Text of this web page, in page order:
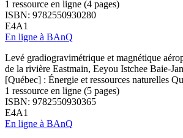
1 ressource en ligne (4 pages)
ISBN: 9782550930280
E4A1
En ligne à BAnQ
Levé gradiogravimétrique et magnétique
de la rivière Eastmain, Eeyou Istchee Baie-
[Québec] : Énergie et ressources naturelles
1 ressource en ligne (5 pages)
ISBN: 9782550930365
E4A1
En ligne à BAnQ